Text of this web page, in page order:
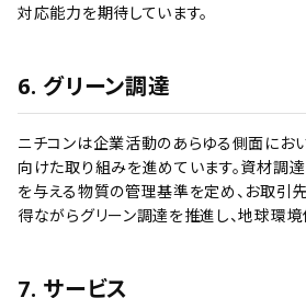
対応能力を期待しています。
6. グリーン調達
ニチコンは企業活動のあらゆる側面にお
向けた取り組みを進めています。資材調
を与える物質の管理基準を定め、お取引
得ながらグリーン調達を推進し、地球環境
7. サービス